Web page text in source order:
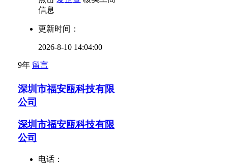
信息
更新时间：
2026-8-10 14:04:00
9年 留言
深圳市福安瓯科技有限
公司
深圳市福安瓯科技有限
公司
电话：